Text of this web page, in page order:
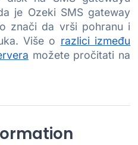
je Ozeki SMS gateway
znači da vrši pohranu i
Više o razlici između
možete pročitati na